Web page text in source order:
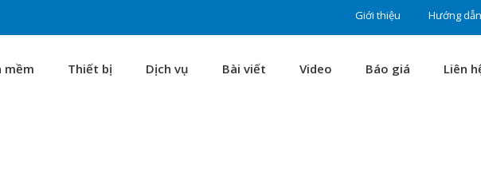
Giới thiệu Hướng dẫn
mềm Thiết bị Dịch vụ Bài viết Video Báo giá Liên